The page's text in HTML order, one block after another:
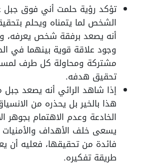
تؤكد رؤية حلمت أني فوق
الشخص لما يتمناه ويحلم
أنه يصعد برفقة شخص يعرفه،
وجود علاقة قوية بينهما في
مشتركة ومحاولة كل طرف
تحقيق هدفه.
إذا شاهد الرائي أنه يصعد
هذا بالخير بل يحذره من
الخادعة وعدم الاهتمام بجوهر
يسعى خلف الأهداف والأمنيات
فائدة من تحقيقها، فعليه أن
طريقة تفكيره.